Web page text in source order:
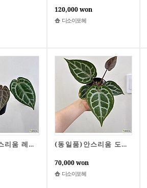
120,000 won
디소이포헤
(동일품)안스리움 레드크리스탈리넘미쉘 x 미쉘자라 1번 (동일품)안스리움 도라야끼레드크리스탈리넘 x 칼라블랙키레드크리스탈리넘 1번
70,000 won
디소이포헤